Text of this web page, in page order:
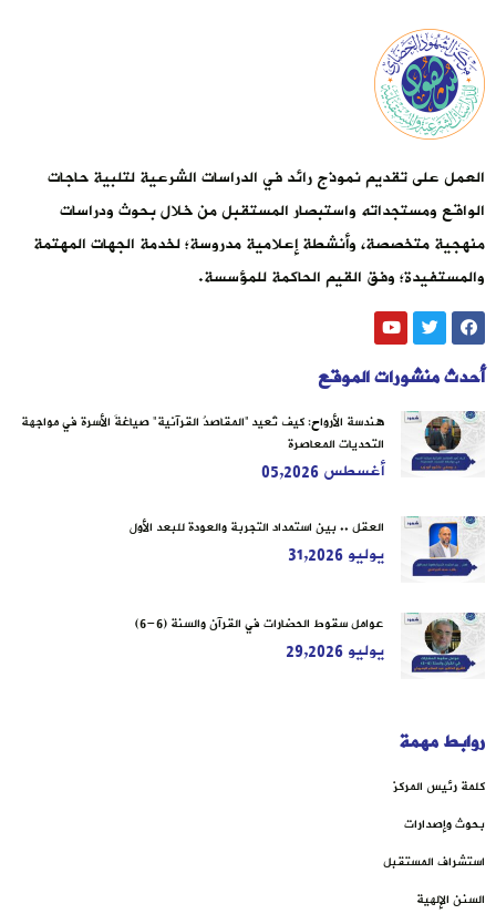
العمل على تقديم نموذج رائد في الدراسات الشرعية لتلبية حاجات
الواقع ومستجداته واستبصار المستقبل من خلال بحوث ودراسات
منهجية متخصصة، وأنشطة إعلامية مدروسة؛ لخدمة الجهات المهتمة
والمستفيدة؛ وفق القيم الحاكمة للمؤسسة.
أحدث منشورات الموقع
هندسة الأرواح: كيف تُعيد “المقاصدُ القرآنية” صياغةَ الأسرة في مواجهة
التحديات المعاصرة
أغسطس 05,2026
العقل .. بين استمداد التجربة والعودة للبعد الأول
يوليو 31,2026
عوامل سقوط الحضارات في القرآن والسنة (6-6)
يوليو 29,2026
روابط مهمة
كلمة رئيس المركز
بحوث وإصدارات
استشراف المستقبل
السنن الإلهية